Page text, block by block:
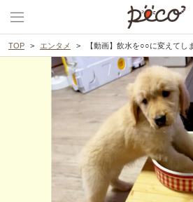
TOP エンタメ 【動画】飲水を○○に変えてし